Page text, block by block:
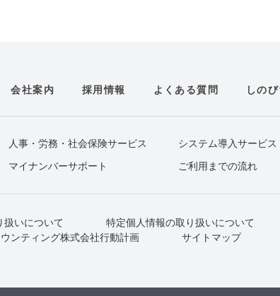
会社案内 採用情報 よくある質問 しの
人事・労務・社会保険サービス
システム導入サービス
マイナンバーサポート ご利用までの流れ
扱いについて 特定個人情報の取り扱いについて
ンティング株式会社行動計画 サイトマップ